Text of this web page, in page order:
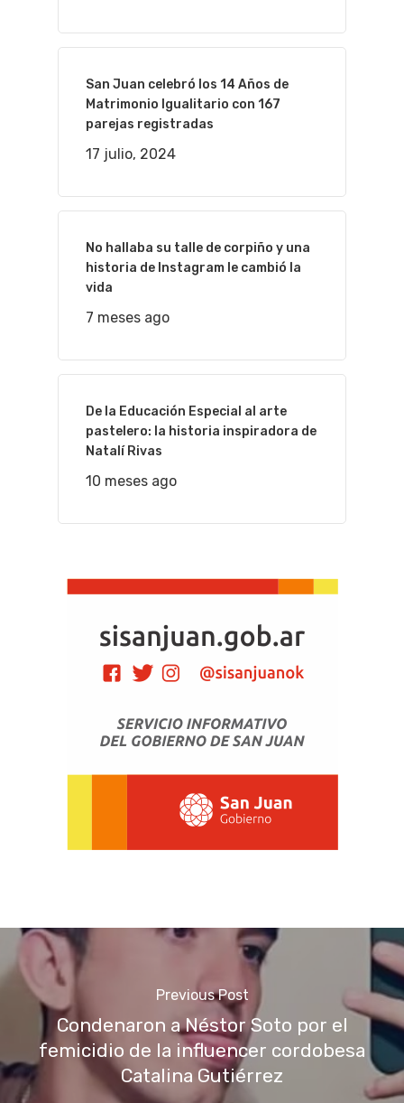
San Juan celebró los 14 Años de
Matrimonio Igualitario con 167
parejas registradas
17 julio, 2024
No hallaba su talle de corpiño y una
historia de Instagram le cambió la
vida
7 meses ago
De la Educación Especial al arte
pastelero: la historia inspiradora de
Natalí Rivas
10 meses ago
Previous Post
Condenaron a Néstor Soto por el
femicidio de la influencer cordobesa
Catalina Gutiérrez